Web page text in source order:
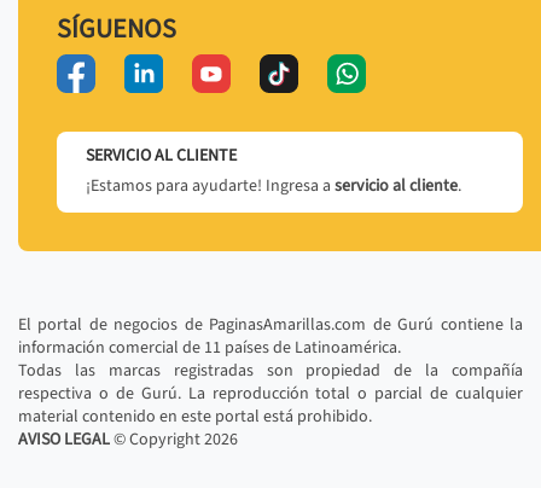
SÍGUENOS
SERVICIO AL CLIENTE
¡Estamos para ayudarte! Ingresa a servicio al cliente.
El portal de negocios de PaginasAmarillas.com de Gurú contiene la
información comercial de 11 países de Latinoamérica.
Todas las marcas registradas son propiedad de la compañía
respectiva o de Gurú. La reproducción total o parcial de cualquier
material contenido en este portal está prohibido.
AVISO LEGAL© Copyright2026